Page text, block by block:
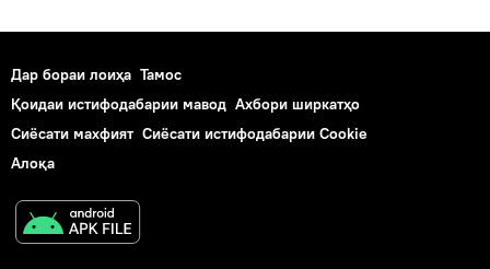
Дар бораи лоиҳа Тамос
Қоидаи истифодабарии мавод Ахбори ширкатҳо
Сиёсати махфият Сиёсати истифодабарии Cookie
Алоқа